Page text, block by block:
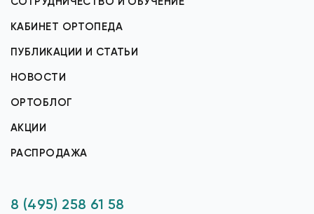
КАБИНЕТ ОРТОПЕДА
ПУБЛИКАЦИИ И СТАТЬИ
НОВОСТИ
ОРТОБЛОГ
АКЦИИ
РАСПРОДАЖА
8 (495) 258 61 58